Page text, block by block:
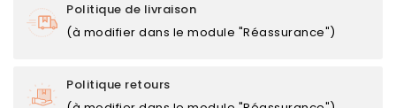
Politique de livraison
(à modifier dans le module "Réassurance")
Politique retours